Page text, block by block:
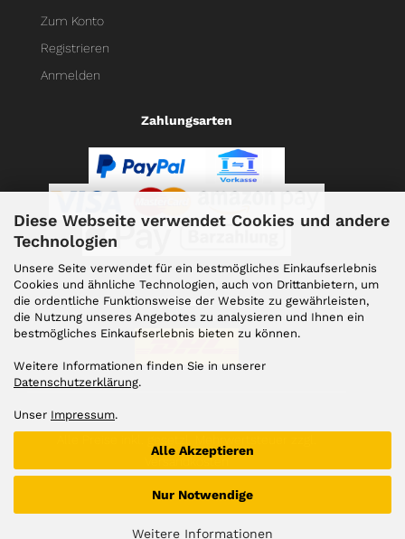
Diese Webseite verwendet Cookies und andere
Technologien
Unsere Seite verwendet für ein bestmögliches Einkaufserlebnis
Cookies und ähnliche Technologien, auch von Drittanbietern, um
die ordentliche Funktionsweise der Website zu gewährleisten,
die Nutzung unseres Angebotes zu analysieren und Ihnen ein
bestmögliches Einkaufserlebnis bieten zu können.
Weitere Informationen finden Sie in unserer
Datenschutzerklärung.
Unser Impressum.
Alle Akzeptieren
Nur Notwendige
Weitere Informationen
Zum Konto
Registrieren
Anmelden
Zahlungsarten
Versand
Versandkosten